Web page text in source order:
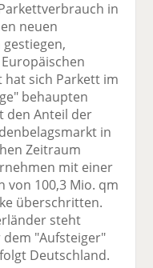
in
neuen
hat sich Parkett im
behaupten
den Anteil der
in
Zeitraum
mit einer
von 100,3 Mio. qm
überschritten.
steht
"Aufsteiger"
Deutschland.